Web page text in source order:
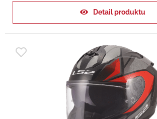
Detail produktu